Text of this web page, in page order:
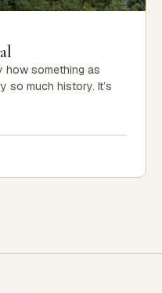
how something as
so much history. It’s